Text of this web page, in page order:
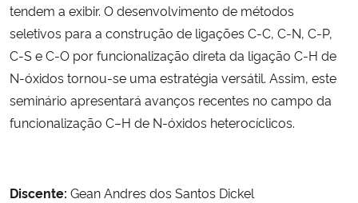
tendem a exibir. O desenvolvimento de métodos
seletivos para a construção de ligações C-C, C-N, C-P,
C-S e C-O por funcionalização direta da ligação C-H de
N-óxidos tornou-se uma estratégia versátil. Assim, este
seminário apresentará avanços recentes no campo da
funcionalização C–H de N-óxidos heterocíclicos.
Discente: Gean Andres dos Santos Dickel